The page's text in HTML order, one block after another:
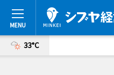
33°C